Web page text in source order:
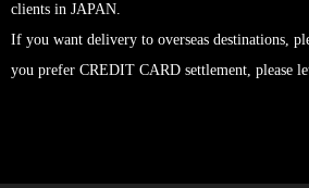
clients in JAPAN.
If you want delivery to overseas destinations,
you prefer CREDIT CARD settlement, please